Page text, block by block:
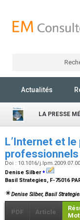
Actualités
LA PRESSE
L’Internet et
Doi : 10.1016/
Denise Silber⁎
Basil Strategies, F-75016
Denise Silber, Basil
PDF Article